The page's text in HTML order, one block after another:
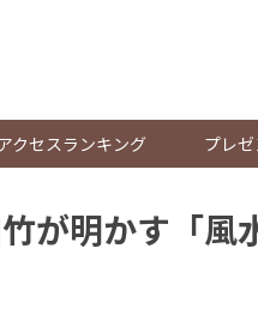
クセスランキング プレゼ
が明かす「風